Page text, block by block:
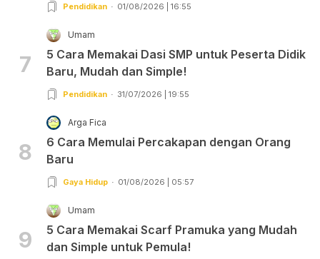
Pendidikan 01/08/2026 | 16:55
7
Umam
5 Cara Memakai Dasi SMP untuk Peserta Didik
Baru, Mudah dan Simple!
Pendidikan 31/07/2026 | 19:55
8
Arga Fica
6 Cara Memulai Percakapan dengan Orang
Baru
Gaya Hidup 01/08/2026 | 05:57
9
Umam
5 Cara Memakai Scarf Pramuka yang Mudah
dan Simple untuk Pemula!